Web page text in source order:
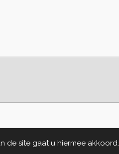
de site gaat u hiermee akkoord.